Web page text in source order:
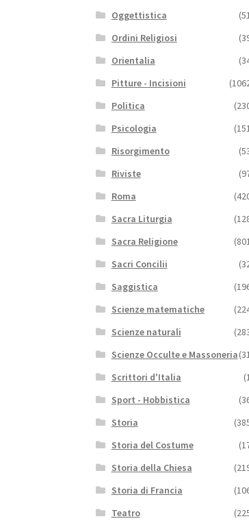
Oggettistica
Ordini Religiosi
Orientalia
Pitture - Incisioni
Politica
Psicologia
Risorgimento
Riviste
Roma
Sacra Liturgia
Sacra Religione
Sacri Concilii
Saggistica
Scienze matematiche
Scienze naturali
Scienze Occulte e Massoneria
Scrittori d'Italia
Sport - Hobbistica
Storia
Storia del Costume
Storia della Chiesa
Storia di Francia
Teatro